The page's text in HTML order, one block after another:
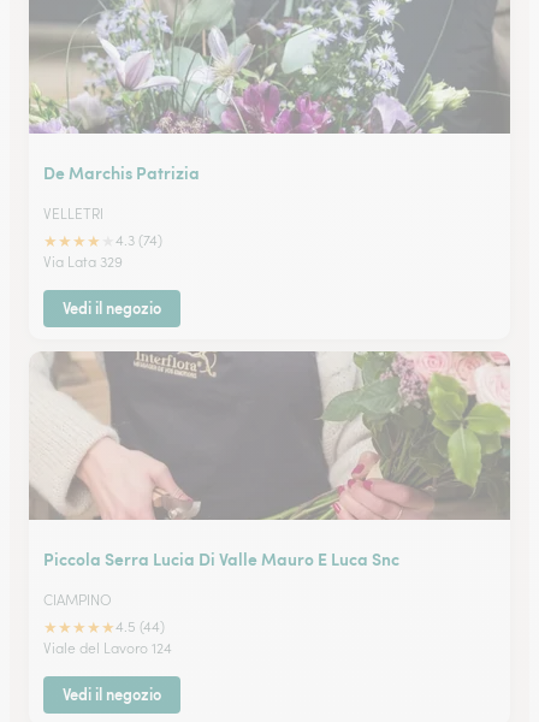
De Marchis Patrizia
VELLETRI
★★★★
4.3 (74)
Via Lata 329
Vedi il negozio
Piccola Serra Lucia Di Valle Mauro E Luca Snc
CIAMPINO
★★★★★4.5 (44)
Viale del Lavoro 124
Vedi il negozio